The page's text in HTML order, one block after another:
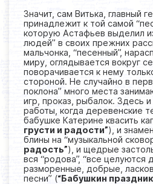
Значит, сам Витька, главный
принадлежит к той самой
которую Астафьев выделил
людей” в своих прежних
мальчонка, “песенный”,
миру, оглядывается вокруг
поворачивается к нему
стороной. Не случайно в
поклона” много места
игр, проказ, рыбалок. Здесь
работы, когда деревенские
бабушке Катерине квасить
грусти и радости”), и
блины на “музыкальной
радость”), и щедрые
вся “родова”, “все целуются
разморенные, добрые,
песни” (“Бабушкин